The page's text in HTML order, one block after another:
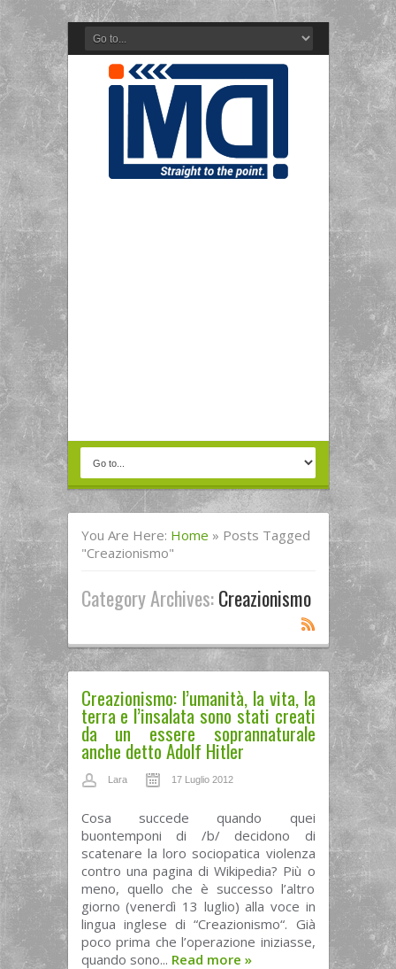
You Are Here: Home » Posts Tagged
"creazionismo"
Category Archives:Creazionismo
Creazionismo: l’umanità, la vita, la
terra e l’insalata sono stati creati
da un essere soprannaturale
anche detto Adolf Hitler
Lara 17 Luglio 2012
Cosa succede quando quei
buontemponi di /b/ decidono di
scatenare la loro sociopatica violenza
contro una pagina di Wikipedia? Più o
meno, quello che è successo l’altro
giorno (venerdì 13 luglio) alla voce in
lingua inglese di “Creazionismo“. Già
poco prima che l’operazione iniziasse,
quando sono... Read more »